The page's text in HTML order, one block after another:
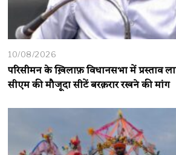
10/08/2026
परिसीमन के ख़िलाफ़ विधानसभा में प्रस्ताव
सीएम की मौजूदा सीटें बरक़रार रखने की मांग